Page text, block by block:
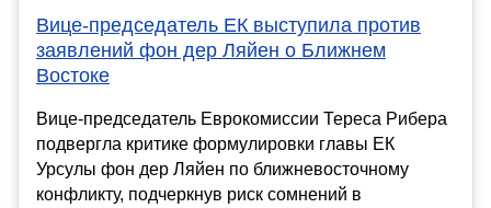
Вице-председатель ЕК выступила против
заявлений фон дер Ляйен о Ближнем
Востоке
Вице-председатель Еврокомиссии Тереса Рибера
подвергла критике формулировки главы ЕК
Урсулы фон дер Ляйен по ближневосточному
конфликту, подчеркнув риск сомнений в